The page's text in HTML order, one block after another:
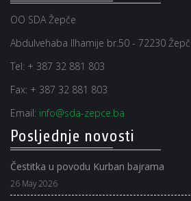
OO SDA Žepče
Abdulvehaba Ilhamije br.50 - 72230
Tel: + 387 32 881 803
Fax: + 387 32 881 803
Email: info@sda-zepce.ba
Posljednje novosti
Čestitka u povodu Kurban bajrama
26 May 2026